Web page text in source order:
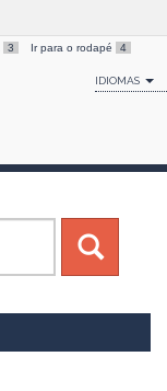
3 Ir para o rodapé 4
IDIOMAS